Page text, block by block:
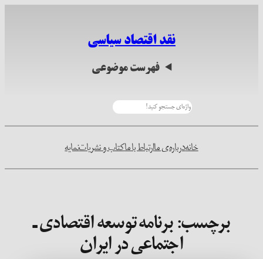
نقد اقتصاد سیاسی
فهرست موضوعی
خانهدرباره‌ی ماارتباط با ماکتاب و نشریاتنمایه
برچسب:برنامه توسعه اقتصادی ـ
اجتماعی در ایران